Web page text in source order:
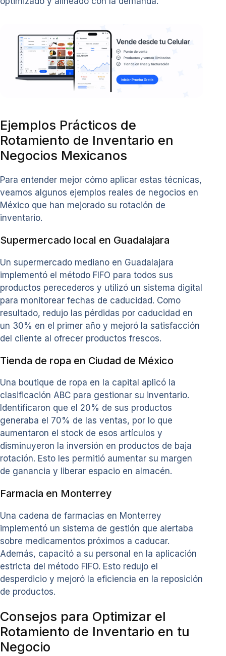
Ejemplos Prácticos de
Rotamiento de Inventario en
Negocios Mexicanos
Para entender mejor cómo aplicar estas técnicas,
veamos algunos ejemplos reales de negocios en
México que han mejorado su rotación de
inventario.
Supermercado local en Guadalajara
Un supermercado mediano en Guadalajara
implementó el método FIFO para todos sus
productos perecederos y utilizó un sistema digital
para monitorear fechas de caducidad. Como
resultado, redujo las pérdidas por caducidad en
un 30% en el primer año y mejoró la satisfacción
del cliente al ofrecer productos frescos.
Tienda de ropa en Ciudad de México
Una boutique de ropa en la capital aplicó la
clasificación ABC para gestionar su inventario.
Identificaron que el 20% de sus productos
generaba el 70% de las ventas, por lo que
aumentaron el stock de esos artículos y
disminuyeron la inversión en productos de baja
rotación. Esto les permitió aumentar su margen
de ganancia y liberar espacio en almacén.
Farmacia en Monterrey
Una cadena de farmacias en Monterrey
implementó un sistema de gestión que alertaba
sobre medicamentos próximos a caducar.
Además, capacitó a su personal en la aplicación
estricta del método FIFO. Esto redujo el
desperdicio y mejoró la eficiencia en la reposición
de productos.
Consejos para Optimizar el
Rotamiento de Inventario en tu
Negocio